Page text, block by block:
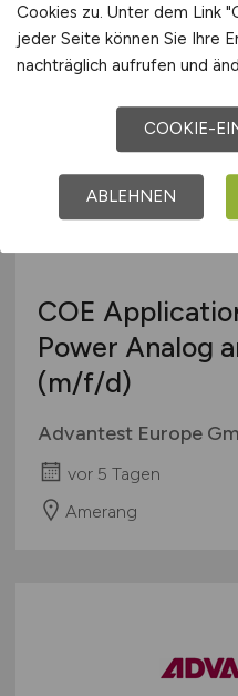
vor 4 Tagen
München
COE
Power Analog
(m/f/d)
Advantest Europe
vor 5 Tagen
Amerang
Cookies zu. Unter dem Link
jeder Seite können Sie Ihre
nachträglich aufrufen und
COOKIE-
ABLEHNEN